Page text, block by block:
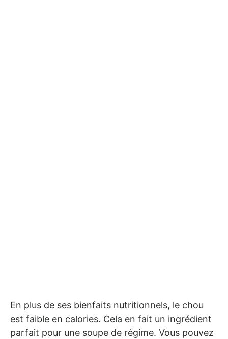
En plus de ses bienfaits nutritionnels, le chou
est faible en calories. Cela en fait un ingrédient
parfait pour une soupe de régime. Vous pouvez